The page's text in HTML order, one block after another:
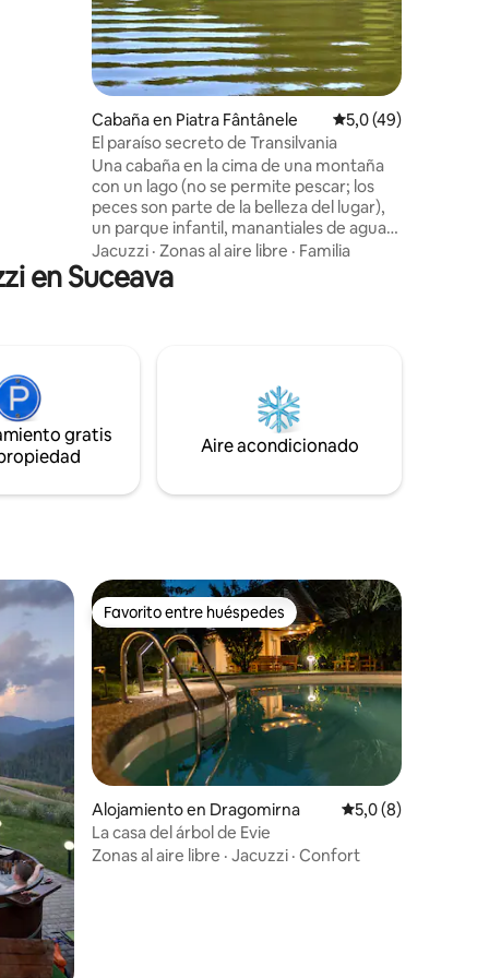
Cabaña en Piatra Fântânele Calificación
5,0 (49)
El paraíso secreto de Transilvania
Una cabaña en la cima de una montaña
con un lago (no se permite pescar; los
peces son parte de la belleza del lugar),
un parque infantil, manantiales de agua
fría y abetos, a una altitud de 1100 m
(3609 pies), además de dos dormitorios,
uno de los cuales es un espacio abierto,
montaña Zîmbroaia, te espera la
tranquilidad que te merecés después de
tu viaje.
Jacuzzi · Zonas al aire libre · Familia
en Suceava
gratis
Aire acondicionado
Favorito entre huéspedes
Favorito entre huéspedes
Alojamiento en Dragomirna Calificación
5,0 (8)
La casa del árbol de Evie
Zonas al aire libre · Jacuzzi · Confort